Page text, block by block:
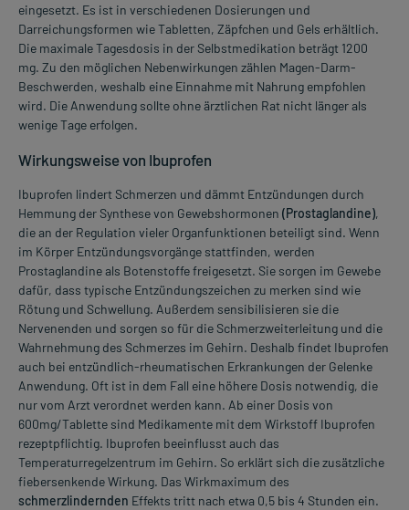
eingesetzt. Es ist in verschiedenen Dosierungen und
Darreichungsformen wie Tabletten, Zäpfchen und Gels erhältlich.
Die maximale Tagesdosis in der Selbstmedikation beträgt 1200
mg. Zu den möglichen Nebenwirkungen zählen Magen-Darm-
Beschwerden, weshalb eine Einnahme mit Nahrung empfohlen
wird. Die Anwendung sollte ohne ärztlichen Rat nicht länger als
wenige Tage erfolgen.
Wirkungsweise von Ibuprofen
Ibuprofen lindert Schmerzen und dämmt Entzündungen durch
Hemmung der Synthese von Gewebshormonen (Prostaglandine),
die an der Regulation vieler Organfunktionen beteiligt sind. Wenn
im Körper Entzündungsvorgänge stattfinden, werden
Prostaglandine als Botenstoffe freigesetzt. Sie sorgen im Gewebe
dafür, dass typische Entzündungszeichen zu merken sind wie
Rötung und Schwellung. Außerdem sensibilisieren sie die
Nervenenden und sorgen so für die Schmerzweiterleitung und die
Wahrnehmung des Schmerzes im Gehirn. Deshalb findet Ibuprofen
auch bei entzündlich-rheumatischen Erkrankungen der Gelenke
Anwendung. Oft ist in dem Fall eine höhere Dosis notwendig, die
nur vom Arzt verordnet werden kann. Ab einer Dosis von
600mg/Tablette sind Medikamente mit dem Wirkstoff Ibuprofen
rezeptpflichtig. Ibuprofen beeinflusst auch das
Temperaturregelzentrum im Gehirn. So erklärt sich die zusätzliche
fiebersenkende Wirkung. Das Wirkmaximum des
schmerzlindernden Effekts tritt nach etwa 0,5 bis 4 Stunden ein.